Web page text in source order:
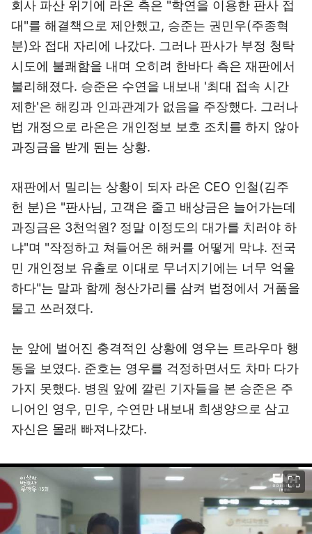
회사 파산 위기에 라온 측은 "학연을 이용한 판사 접
대"를 해결책으로 제안했고, 승준는 권민우(주종혁
분)와 접대 자리에 나갔다. 그러나 판사가 부정 청탁
시도에 불쾌함을 내며 오히려 한바다 측은 재판에서
불리해졌다. 승준은 수연을 내보내 '최대 접속 시간
제한'은 해킹과 인과관계가 없음을 주장했다. 그러나
법 개정으로 라온은 개인정보 보호 조치를 하지 않아
과징금을 받게 된는 상황.
재판에서 밀리는 상황이 되자 라온 CEO 인철(김주
헌 분)은 "판사님, 고객은 줄고 배상금은 늘어가는데
과징금은 3천억원? 정말 이정도의 대가를 치러야 하
냐"며 "작정하고 쳐들어온 해커를 어떻게 막냐. 전국
민 개인정보 유출로 이대로 무너지기에는 너무 억울
하다"는 말과 함께 청산가리를 삼켜 법정에서 거품을
물고 쓰러졌다.
눈 앞에 벌어진 충격적인 상황에 영우는 트라우마 행
동을 보였다. 준호는 영우를 걱정하면서도 차마 다가
가지 못했다. 병원 앞에 깔린 기자들을 본 승준은 주
니어인 영우, 민우, 수연만 내보내 희생양으로 삼고
자신은 몰래 빠져나갔다.